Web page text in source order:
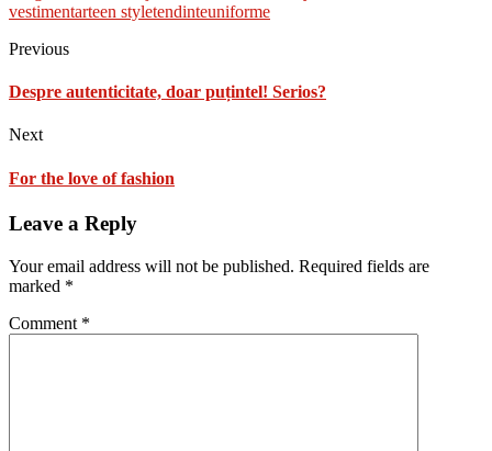
vestimentarteen styletendinteuniforme
Previous
Despre autenticitate, doar puțintel! Serios?
Next
For the love of fashion
Leave a Reply
Your email address will not be published. Required fields are
marked *
Comment *